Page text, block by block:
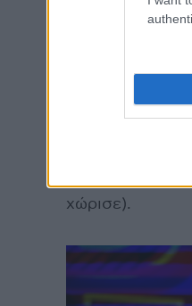
Αγαπημένα του
χώρισε).